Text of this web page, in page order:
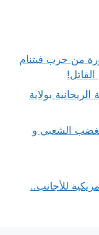
من حرب فيتنام
بولاية
الشعبي و
للأجانب..